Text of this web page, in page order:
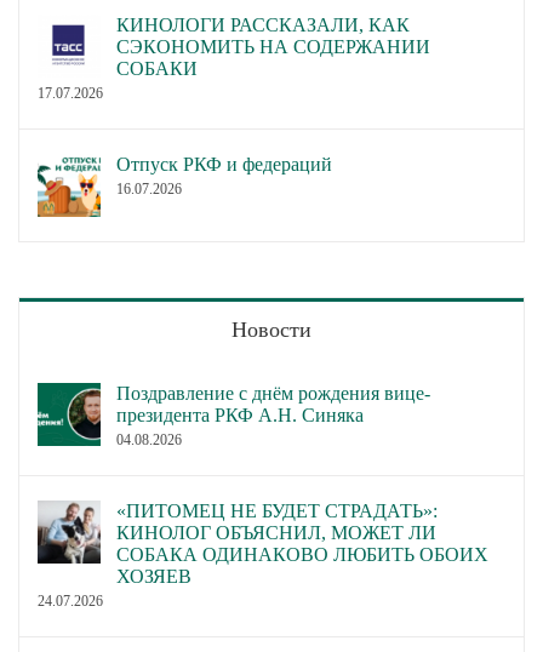
КИНОЛОГИ РАССКАЗАЛИ, КАК
СЭКОНОМИТЬ НА СОДЕРЖАНИИ
СОБАКИ
17.07.2026
Отпуск РКФ и федераций
16.07.2026
Новости
Поздравление с днём рождения вице-
президента РКФ А.Н. Синяка
04.08.2026
«ПИТОМЕЦ НЕ БУДЕТ СТРАДАТЬ»:
КИНОЛОГ ОБЪЯСНИЛ, МОЖЕТ ЛИ
СОБАКА ОДИНАКОВО ЛЮБИТЬ ОБОИХ
ХОЗЯЕВ
24.07.2026